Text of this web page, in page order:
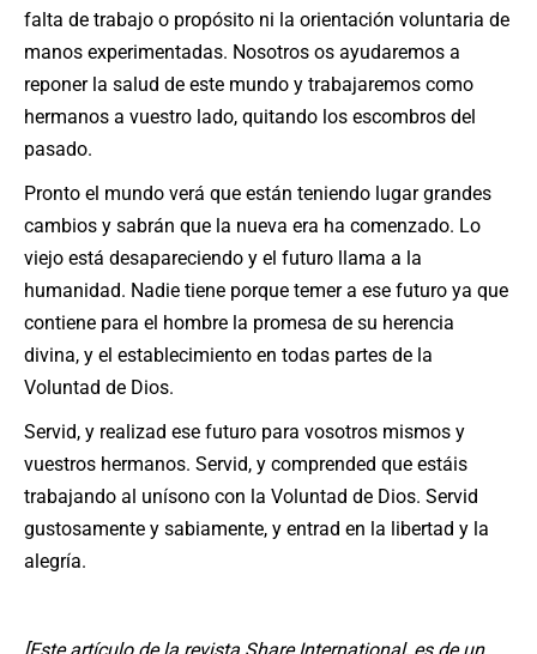
falta de trabajo o propósito ni la orientación voluntaria de
manos experimentadas. Nosotros os ayudaremos a
reponer la salud de este mundo y trabajaremos como
hermanos a vuestro lado, quitando los escombros del
pasado.
Pronto el mundo verá que están teniendo lugar grandes
cambios y sabrán que la nueva era ha comenzado. Lo
viejo está desapareciendo y el futuro llama a la
humanidad. Nadie tiene porque temer a ese futuro ya que
contiene para el hombre la promesa de su herencia
divina, y el establecimiento en todas partes de la
Voluntad de Dios.
Servid, y realizad ese futuro para vosotros mismos y
vuestros hermanos. Servid, y comprended que estáis
trabajando al unísono con la Voluntad de Dios. Servid
gustosamente y sabiamente, y entrad en la libertad y la
alegría.